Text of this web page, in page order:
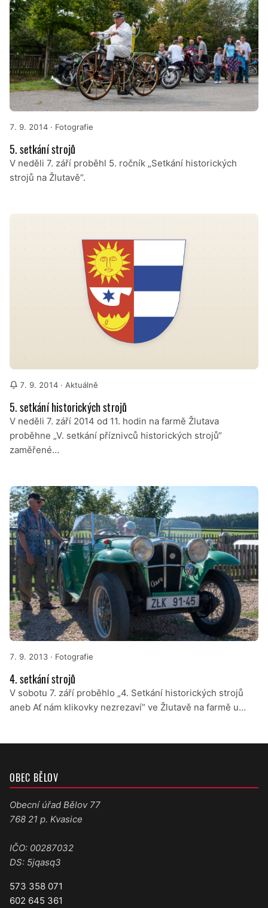
7. 9. 2014 · Fotografie
5. setkání strojů
V neděli 7. září proběhl 5. ročník „Setkání historických
strojů na Žlutavě“.
7. 9. 2014 · Aktuálně
5. setkání historických strojů
V neděli 7. září 2014 od 11. hodin na farmě Žlutava
proběhne „V. setkání příznivců historických strojů“
zaměřené…
7. 9. 2013 · Fotografie
4. setkání strojů
V sobotu 7. září proběhlo „4. Setkání historických strojů
aneb Ať nám klikovky nezrezaví“ ve Žlutavě na farmě u…
OBEC BĚLOV
Obecní úřad Bělov 77
768 21 p. Kvasice
IČO: 00287032
DS: 5jqasq3
573 358 071
602 645 361